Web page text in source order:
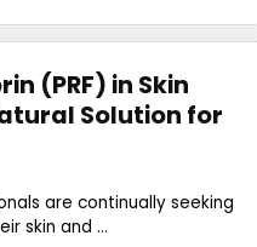
(PRF) in Skin
Solution for
are continually seeking
skin and ...